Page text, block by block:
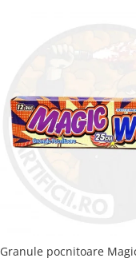
Granule pocnitoare